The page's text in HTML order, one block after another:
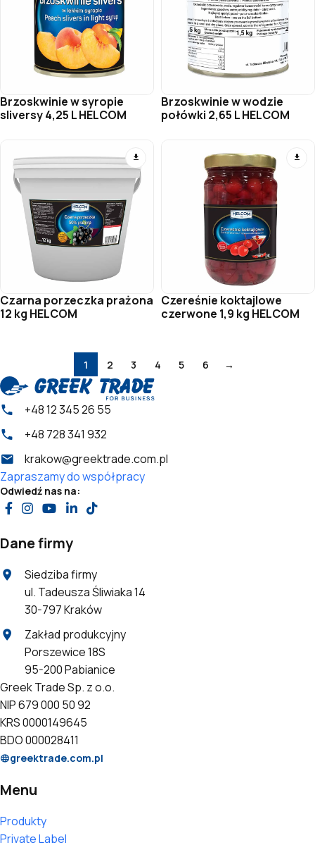
Brzoskwinie w syropie
sliversy 4,25 L HELCOM
Brzoskwinie w wodzie
połówki 2,65 L HELCOM
Czarna porzeczka prażona
12 kg HELCOM
Czereśnie koktajlowe
czerwone 1,9 kg HELCOM
1 2 3 4 5 6 →
+48 12 345 26 55
+48 728 341 932
krakow@greektrade.com.pl
Zapraszamy do współpracy
Odwiedź nas na:
Dane firmy
Siedziba firmy
ul. Tadeusza Śliwiaka 14
30-797 Kraków
Zakład produkcyjny
Porszewice 18S
95-200 Pabianice
Greek Trade Sp. z o.o.
NIP 679 000 50 92
KRS 0000149645
BDO 000028411
greektrade.com.pl
Menu
Produkty
Private Label